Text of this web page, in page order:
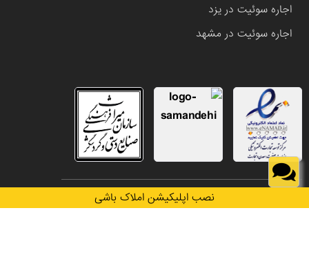
نصب اپلیکیشن املاک باشی
اجاره سوئیت در یزد
اجاره سوئیت در مشهد
تمامی حقوق این وب سایت متعلق به املاک باشی می باشد.